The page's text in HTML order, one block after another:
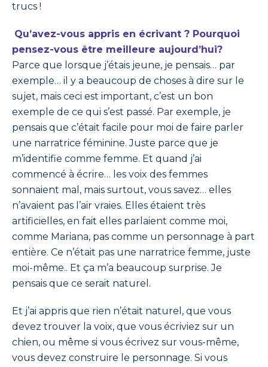
trucs !
Qu’avez-vous appris en écrivant ? Pourquoi
pensez-vous être meilleure aujourd’hui?
Parce que lorsque j’étais jeune, je pensais… par
exemple… il y a beaucoup de choses à dire sur le
sujet, mais ceci est important, c’est un bon
exemple de ce qui s’est passé. Par exemple, je
pensais que c’était facile pour moi de faire parler
une narratrice féminine. Juste parce que je
m’identifie comme femme. Et quand j’ai
commencé à écrire… les voix des femmes
sonnaient mal, mais surtout, vous savez… elles
n’avaient pas l’air vraies. Elles étaient très
artificielles, en fait elles parlaient comme moi,
comme Mariana, pas comme un personnage à part
entière. Ce n’était pas une narratrice femme, juste
moi-même.. Et ça m’a beaucoup surprise. Je
pensais que ce serait naturel.
Et j’ai appris que rien n’était naturel, que vous
devez trouver la voix, que vous écriviez sur un
chien, ou même si vous écrivez sur vous-même,
vous devez construire le personnage. Si vous